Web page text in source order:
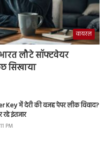
वायरल
लौटे सॉफ्टवेयर
सिखाया
Key में देरी की वजह पेपर लीक विवाद?
रहे इंतजार
PM